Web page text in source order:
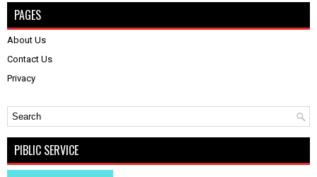
PAGES
About Us
Contact Us
Privacy
PIBLIC SERVICE